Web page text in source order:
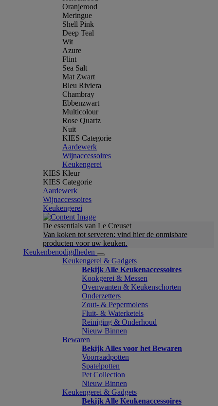
Oranjerood
Meringue
Shell Pink
Deep Teal
Wit
Azure
Flint
Sea Salt
Mat Zwart
Bleu Riviera
Chambray
Ebbenzwart
Multicolour
Rose Quartz
Nuit
KIES Categorie
Aardewerk
Wijnaccessoires
Keukengerei
KIES Kleur
KIES Categorie
Aardewerk
Wijnaccessoires
Keukengerei
De essentials van Le Creuset
Van koken tot serveren: vind hier de onmisbare
producten voor uw keuken.
Keukenbenodigdheden
Keukengerei & Gadgets
Bekijk Alle Keukenaccessoires
Kookgerei & Messen
Ovenwanten & Keukenschorten
Onderzetters
Zout- & Pepermolens
Fluit- & Waterketels
Reiniging & Onderhoud
Nieuw Binnen
Bewaren
Bekijk Alles voor het Bewaren
Voorraadpotten
Spatelpotten
Pet Collection
Nieuw Binnen
Keukengerei & Gadgets
Bekijk Alle Keukenaccessoires